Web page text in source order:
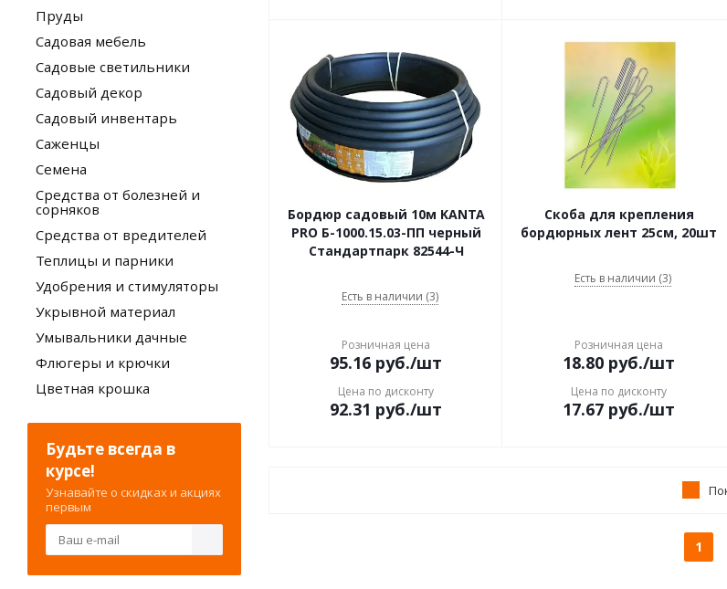
Бордюр садовый 10м KANTA
PRO Б-1000.15.03-ПП черный
Стандартпарк 82544-Ч
Есть в наличии (3)
Розничная цена
95.16 руб./шт
Цена по дисконту
92.31 руб./шт
Скоба для крепления
бордюрных лент 25см, 20шт
Есть в наличии (3)
Розничная цена
18.80 руб./шт
Цена по дисконту
17.67 руб./шт
1
Пруды
Садовая мебель
Садовые светильники
Садовый декор
Садовый инвентарь
Саженцы
Семена
Средства от болезней и
сорняков
Средства от вредителей
Теплицы и парники
Удобрения и стимуляторы
Укрывной материал
Умывальники дачные
Флюгеры и крючки
Цветная крошка
Будьте всегда в
курсе!
Узнавайте о скидках и акциях
первым